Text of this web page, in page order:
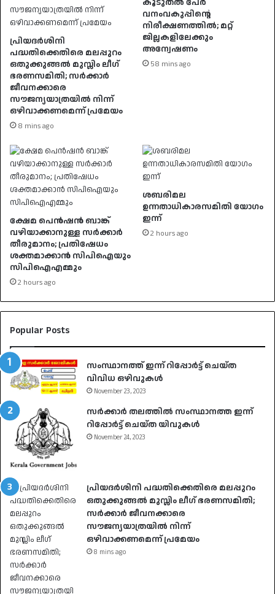
പ്രിയദർശിനി
പദ്ധതിക്കെതിരെ മലപ്പുറം
ഒതുക്കുങ്ങൽ മുസ്ലിം ലീഗ്
ഭരണസമിതി; സർക്കാർ
ജീവനക്കാരെ
സൗജന്യയാത്രയിൽ നിന്ന്
ഒഴിവാക്കണമെന്ന് പ്രമേയം
8 mins ago
വനംവകുപ്പിന്റെ
നിരീക്ഷണത്തിൽ; മറ്റ്
ജില്ലകളിലേക്കും
അന്വേഷണം
58 mins ago
ക്ഷേമ പെൻഷൻ ബാങ്ക്
വഴിയാക്കാനുള്ള സർക്കാർ
തീരുമാനം; പ്രതിഷേധം
ശക്തമാക്കാൻ സിപിഐയും
സിപിഐഎമ്മും
2 hours ago
ശബരിമല
ഉന്നതാധികാരസമിതി യോഗം
ഇന്ന്
2 hours ago
Popular Posts
സംസ്ഥാനത്ത് ഇന്ന് റിപ്പോർട്ട് ചെയ്ത
വിവിധ ഒഴിവുകൾ
November 23, 2023
സർക്കാർ തലത്തിൽ സംസ്ഥാനത്ത ഇന്ന്
റിപ്പോർട്ട് ചെയ്ത യിവുകൾ
November 24, 2023
പ്രിയദർശിനി പദ്ധതിക്കെതിരെ മലപ്പുറം
ഒതുക്കുങ്ങൽ മുസ്ലിം ലീഗ് ഭരണസമിതി;
സർക്കാർ ജീവനക്കാരെ
സൗജന്യയാത്രയിൽ നിന്ന്
ഒഴിവാക്കണമെന്ന് പ്രമേയം
8 mins ago